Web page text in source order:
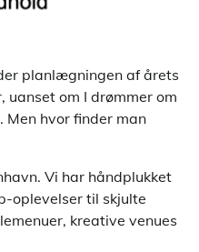
planlægningen af årets
om I drømmer om
Men hvor finder man
Vi har håndplukket
oplevelser til skjulte
kreative venues